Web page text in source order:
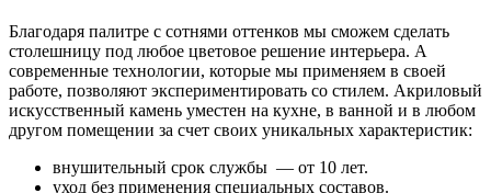
Благодаря палитре с сотнями оттенков мы сможем сделать
столешницу под любое цветовое решение интерьера. А
современные технологии, которые мы применяем в своей
работе, позволяют экспериментировать со стилем. Акриловый
искусственный камень уместен на кухне, в ванной и в любом
другом помещении за счет своих уникальных характеристик:
внушительный срок службы — от 10 лет.
уход без применения специальных составов.